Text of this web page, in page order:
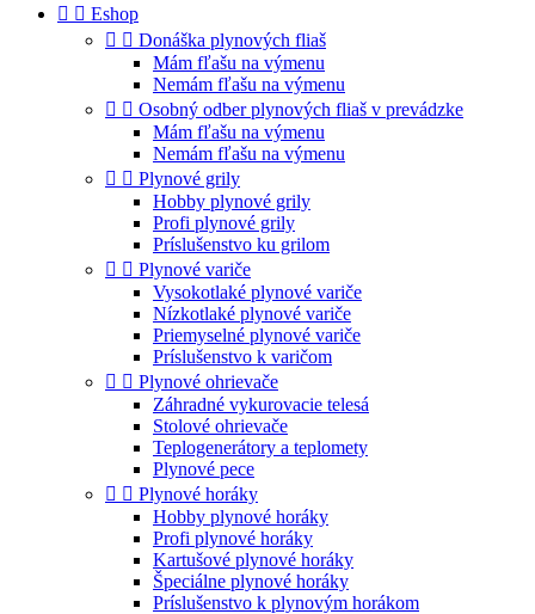
  Eshop
  Donáška plynových fliaš
Mám fľašu na výmenu
Nemám fľašu na výmenu
  Osobný odber plynových fliaš v prevádzke
Mám fľašu na výmenu
Nemám fľašu na výmenu
  Plynové grily
Hobby plynové grily
Profi plynové grily
Príslušenstvo ku grilom
  Plynové variče
Vysokotlaké plynové variče
Nízkotlaké plynové variče
Priemyselné plynové variče
Príslušenstvo k varičom
  Plynové ohrievače
Záhradné vykurovacie telesá
Stolové ohrievače
Teplogenerátory a teplomety
Plynové pece
  Plynové horáky
Hobby plynové horáky
Profi plynové horáky
Kartušové plynové horáky
Špeciálne plynové horáky
Príslušenstvo k plynovým horákom